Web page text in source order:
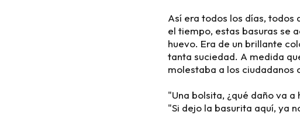
Así era todos los días, todos
el tiempo, estas basuras se
huevo. Era de un brillante
tanta suciedad. A medida
molestaba a los ciudadanos
"Una bolsita, ¿qué daño va a
"Si dejo la basurita aquí, ya